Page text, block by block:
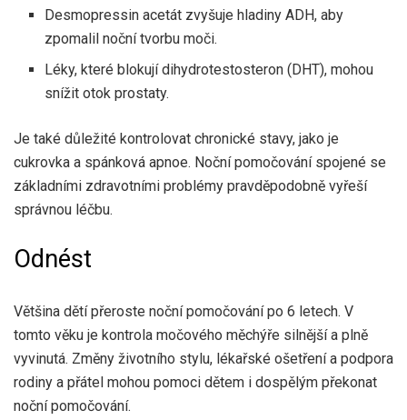
Desmopressin acetát zvyšuje hladiny ADH, aby
zpomalil noční tvorbu moči.
Léky, které blokují dihydrotestosteron (DHT), mohou
snížit otok prostaty.
Je také důležité kontrolovat chronické stavy, jako je
cukrovka a spánková apnoe. Noční pomočování spojené se
základními zdravotními problémy pravděpodobně vyřeší
správnou léčbu.
Odnést
Většina dětí přeroste noční pomočovánípo 6 letech. V
tomto věku je kontrola močového měchýře silnější a plně
vyvinutá. Změny životního stylu, lékařské ošetření a podpora
rodiny a přátel mohou pomoci dětem i dospělým překonat
noční pomočování.